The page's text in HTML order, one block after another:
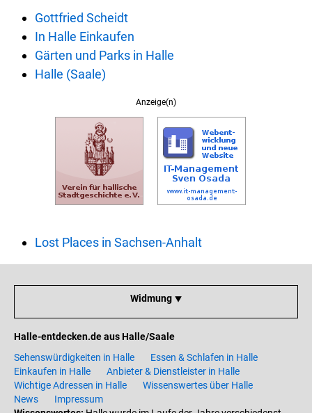
Gottfried Scheidt
In Halle Einkaufen
Gärten und Parks in Halle
Halle (Saale)
Anzeige(n)
Lost Places in Sachsen-Anhalt
Widmung ⯆
Halle-entdecken.de aus Halle/Saale
Sehenswürdigkeiten in Halle
Essen & Schlafen in Halle
Einkaufen in Halle
Anbieter & Dienstleister in Halle
Wichtige Adressen in Halle
Wissenswertes über Halle
News
Impressum